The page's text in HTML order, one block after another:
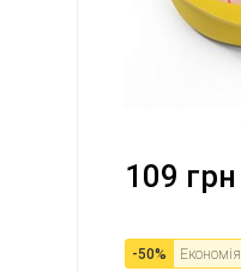
109 грн
-50% Економія